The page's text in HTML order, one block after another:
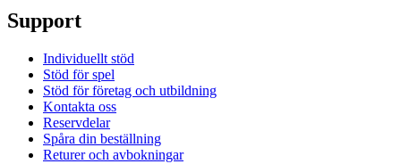
Support
Individuellt stöd
Stöd för spel
Stöd för företag och utbildning
Kontakta oss
Reservdelar
Spåra din beställning
Returer och avbokningar